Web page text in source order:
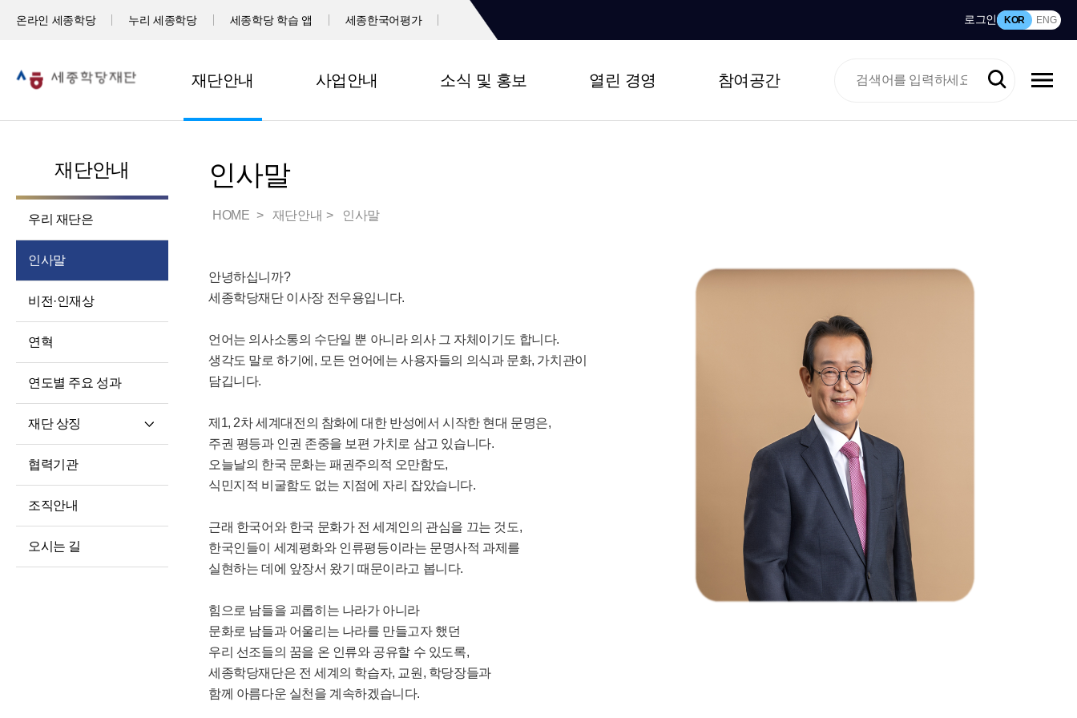
온라인 세종학당 누리 세종학당 세종학당 학습 앱 세종한국어평가 로그인 KOR ENG
재단안내 사업안내 소식 및 홍보 열린 경영 참여공간
재단안내
우리 재단은
인사말
비전·인재상
연혁
연도별 주요 성과
재단 상징
협력기관
조직안내
오시는 길
인사말
HOME 재단안내 인사말
안녕하십니까?
세종학당재단 이사장 전우용입니다.
언어는 의사소통의 수단일 뿐 아니라 의사 그 자체이기도 합니다.
생각도 말로 하기에, 모든 언어에는 사용자들의 의식과 문화, 가치관이
담깁니다.
제1, 2차 세계대전의 참화에 대한 반성에서 시작한 현대 문명은,
주권 평등과 인권 존중을 보편 가치로 삼고 있습니다.
오늘날의 한국 문화는 패권주의적 오만함도,
식민지적 비굴함도 없는 지점에 자리 잡았습니다.
근래 한국어와 한국 문화가 전 세계인의 관심을 끄는 것도,
한국인들이 세계평화와 인류평등이라는 문명사적 과제를
실현하는 데에 앞장서 왔기 때문이라고 봅니다.
힘으로 남들을 괴롭히는 나라가 아니라
문화로 남들과 어울리는 나라를 만들고자 했던
우리 선조들의 꿈을 온 인류와 공유할 수 있도록,
세종학당재단은 전 세계의 학습자, 교원, 학당장들과
함께 아름다운 실천을 계속하겠습니다.